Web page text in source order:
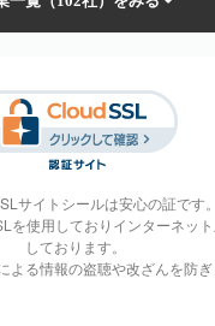
テ・タイム エステティックTBC
エピレ エミナルクリニック
サイトシールは安心の証です。
を使用しておりインターネッ
しております。
よる情報の盗聴や改ざんを防ぎ